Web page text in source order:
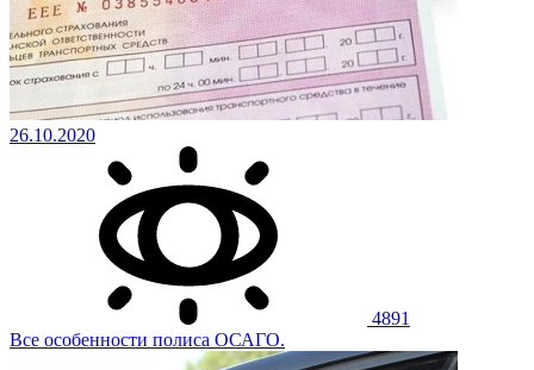
26.10.2020
4891
Все особенности полиса ОСАГО.